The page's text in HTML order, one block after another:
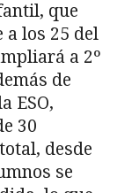
que
a los 25 del
a 2º
de
ESO,
30
desde
se